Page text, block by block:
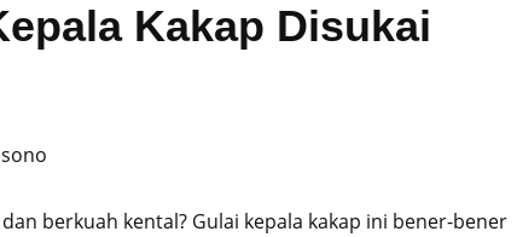
Kakap Disukai
berkuah kental? Gulai kepala kakap ini bener-bener